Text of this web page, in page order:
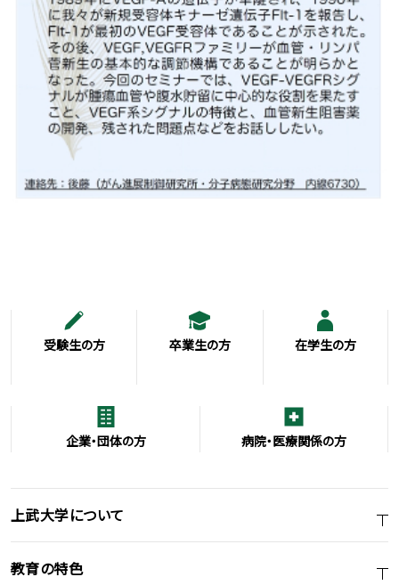
受験生の方 卒業生の方 在学生の方
企業・団体の方 病院・医療関係の方
上武大学について
教育の特色